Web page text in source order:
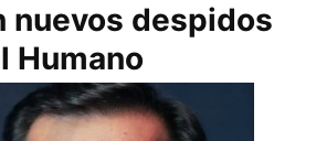
nuevos despidos
Humano